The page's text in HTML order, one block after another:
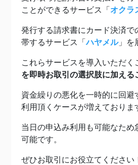
ことができるサービス「 オクラ
発行する請求書にカード決済で
帯するサービス「ハヤメル」を
これらサービスを導入いただく
を即時お取引の選択肢に加える
資金繰りの悪化を一時的に回避
利用頂くケースが増えておりま
当日の申込み利用も可能なため
可能です。
ぜひお取引にお役立てください